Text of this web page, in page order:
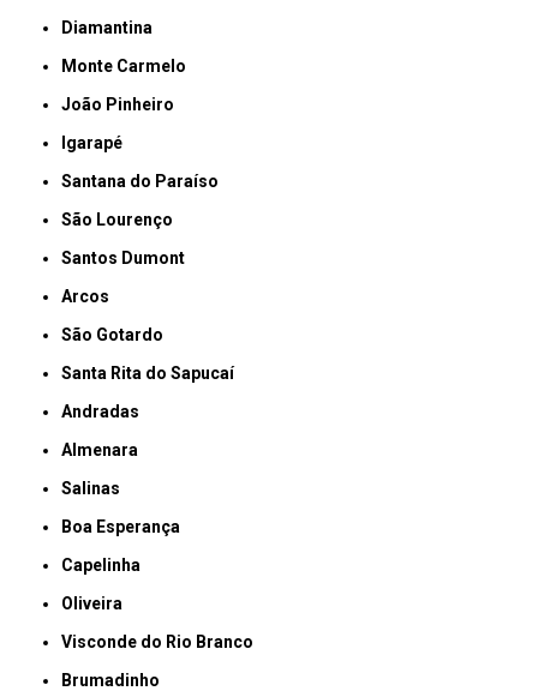
Diamantina
Monte Carmelo
João Pinheiro
Igarapé
Santana do Paraíso
São Lourenço
Santos Dumont
Arcos
São Gotardo
Santa Rita do Sapucaí
Andradas
Almenara
Salinas
Boa Esperança
Capelinha
Oliveira
Visconde do Rio Branco
Brumadinho